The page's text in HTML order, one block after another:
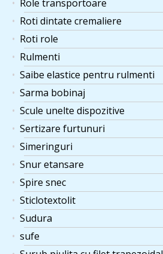
Role transportoare
Roti dintate cremaliere
Roti role
Rulmenti
Saibe elastice pentru rulmenti
Sarma bobinaj
Scule unelte dispozitive
Sertizare furtunuri
Simeringuri
Snur etansare
Spire snec
Sticlotextolit
Sudura
sufe